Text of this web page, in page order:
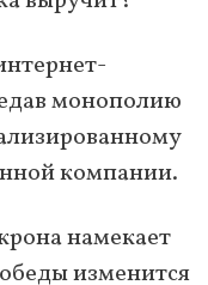
монополию
компании.
намекает
изменится